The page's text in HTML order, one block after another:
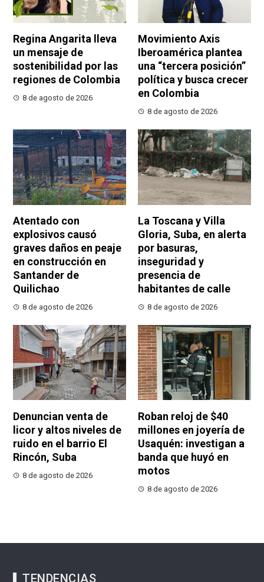
Regina Angarita lleva
un mensaje de
sostenibilidad por las
regiones de Colombia
8 de agosto de 2026
Movimiento Axis
Iberoamérica plantea
una “tercera posición”
política y busca crecer
en Colombia
8 de agosto de 2026
Atentado con
explosivos causó
graves daños en peaje
en construcción en
Santander de
Quilichao
8 de agosto de 2026
La Toscana y Villa
Gloria, Suba, en alerta
por basuras,
inseguridad y
presencia de
habitantes de calle
8 de agosto de 2026
Denuncian venta de
licor y altos niveles de
ruido en el barrio El
Rincón, Suba
8 de agosto de 2026
Roban reloj de $40
millones en joyería de
Usaquén: investigan a
banda que huyó en
motos
8 de agosto de 2026
TENDENCIAS